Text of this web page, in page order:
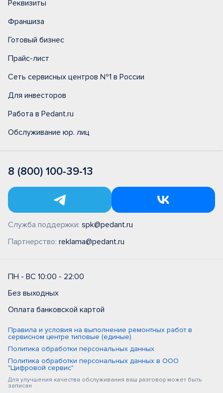
Реквизиты
Франшиза
Готовый бизнес
Прайс-лист
Сеть сервисных центров №1 в России
Для инвесторов
Работа в Pedant.ru
Обслуживание юр. лиц
8 (800) 100-39-13
Служба поддержки: spk@pedant.ru
Партнерство: reklama@pedant.ru
ПН - ВС 10:00 - 22:00
Без выходных
Оплата банковской картой
Правила и условия на выполнение ремонтных работ в
сервисном центре типовые (единые)
Политика обработки персональных данных
Политика обработки персональных данных в ООО
"Цифровой сервис"
Для улучшения качества обслуживания ваш разговор может быть
записан